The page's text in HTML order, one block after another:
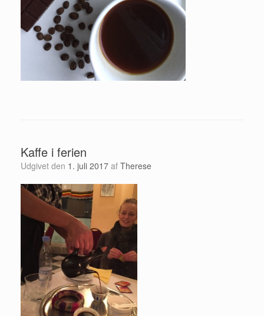
Kaffe i ferien
Udgivet den 1. juli 2017 af Therese